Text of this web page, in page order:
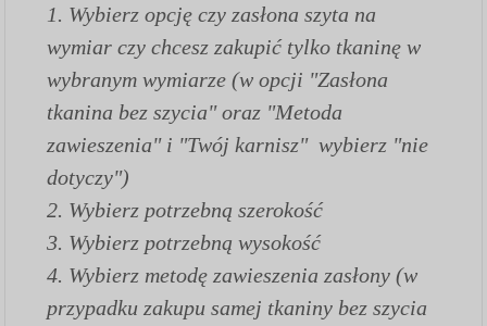
1. Wybierz opcję czy zasłona szyta na
wymiar czy chcesz zakupić tylko tkaninę w
wybranym wymiarze (w opcji "Zasłona
tkanina bez szycia" oraz "Metoda
zawieszenia" i "Twój karnisz" wybierz "nie
dotyczy")
2. Wybierz potrzebną szerokość
3. Wybierz potrzebną wysokość
4. Wybierz metodę zawieszenia zasłony (w
przypadku zakupu samej tkaniny bez szycia